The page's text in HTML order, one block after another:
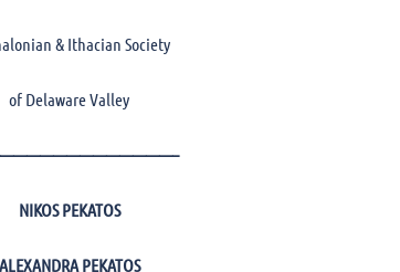
& Ithacian Society
of Delaware Valley
NIKOS PEKATOS
ALEXANDRA PEKATOS